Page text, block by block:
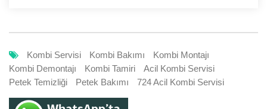
Kombi Servisi Kombi Bakımı
Kombi Montajı
Kombi Demontajı
Kombi Tamiri
Acil Kombi Servisi
Petek Temizliği
Petek Bakımı 724 Acil Kombi Servisi